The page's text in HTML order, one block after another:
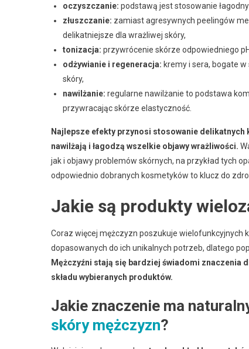
oczyszczanie: podstawą jest stosowanie
złuszczanie: zamiast agresywnych peelingów
delikatniejsze dla wrażliwej skóry,
tonizacja: przywrócenie skórze odpowiedniego
odżywianie i regeneracja: kremy i sera, bogate
skóry,
nawilżanie: regularne nawilżanie to podstawa
przywracając skórze elastyczność.
Najlepsze efekty przynosi stosowanie
nawilżają i łagodzą wszelkie objawy wrażliwości.
jak i objawy problemów skórnych, na przykład tych
odpowiednio dobranych kosmetyków to klucz do
Jakie są produkty
Coraz więcej mężczyzn poszukuje wielofunkcyjnych
dopasowanych do ich unikalnych potrzeb, dlatego
Mężczyźni stają się bardziej świadomi znaczenia
składu wybieranych produktów.
Jakie znaczenie ma
skóry mężczyzn?